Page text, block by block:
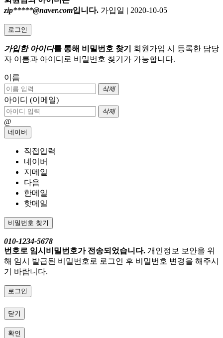
zip*****@naver.com입니다. 가입일 | 2020-10-05
로그인
가입한 아이디를 통해 비밀번호 찾기
회원가입 시 등록한 담당
자 이름과 아이디로 비밀번호 찾기가 가능합니다.
이름
삭제
아이디 (이메일)
삭제
@
네이버
직접입력
네이버
지메일
다음
한메일
핫메일
비밀번호 찾기
010-1234-5678
번호로 임시비밀번호가 전송되었습니다. 개인정보 보안을 위
해 임시 발급된 비밀번호로 로그인 후 비밀번호 변경을 해주시
기 바랍니다.
로그인
닫기
확인